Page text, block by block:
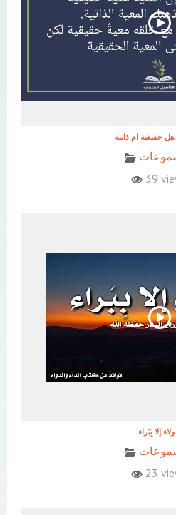
هل حقيقية ام ذاتية
39
23